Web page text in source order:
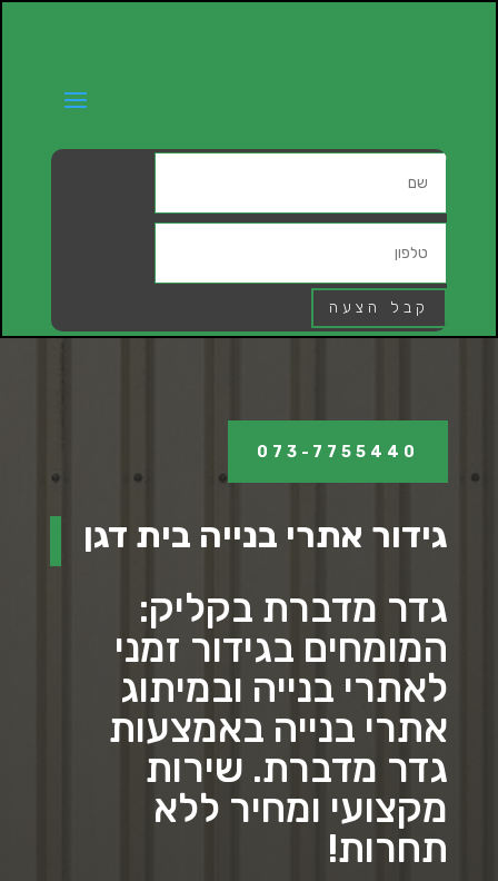
קבל הצעה
073-7755440
גידור אתרי בנייה בית דגן
גדר מדברת בקליק:
המומחים בגידור זמני
לאתרי בנייה ובמיתוג
אתרי בנייה באמצעות
גדר מדברת. שירות
מקצועי ומחיר ללא
תחרות!